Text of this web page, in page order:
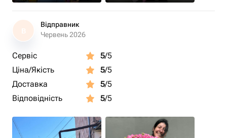
В
Відправник
Червень 2026
Сервіс 5/5
Ціна/Якість
5/5
Доставка
5/5
Відповідність
5/5